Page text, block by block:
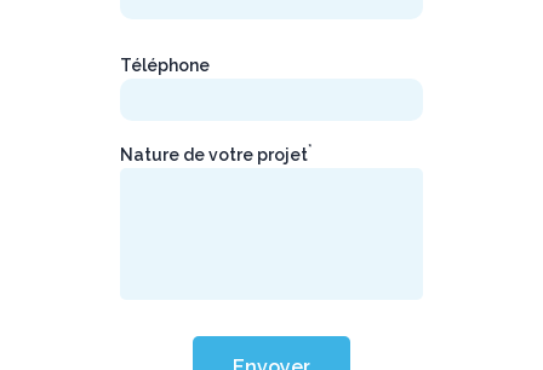
Téléphone
Nature de votre projet*